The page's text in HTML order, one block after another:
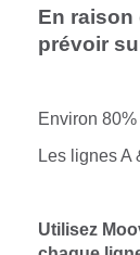
En raison
prévoir
Environ
Les lignes A
Utilisez